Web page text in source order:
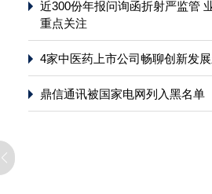
近300份年报问询函折射严监管
重点关注
4家中医药上市公司畅聊创新发
鼎信通讯被国家电网列入黑名单